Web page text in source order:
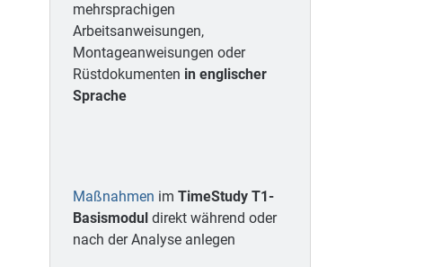
mehrsprachigen
Arbeitsanweisungen,
Montageanweisungen oder
Rüstdokumenten in englischer
Sprache
Maßnahmen im TimeStudy T1-
Basismoduldirekt während oder
nach der Analyse anlegen